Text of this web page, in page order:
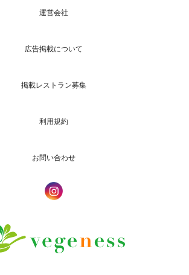
運営会社
広告掲載について
掲載レストラン募集
利用規約
お問い合わせ